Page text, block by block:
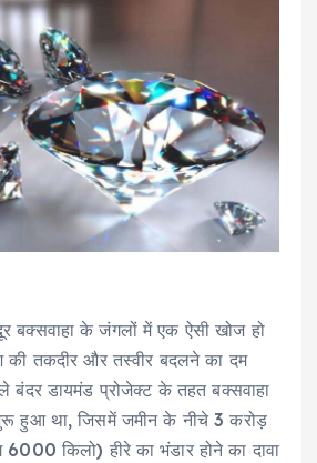
बक्सवाहा के जंगलों में एक ऐसी खोज हो
की तकदीर और तस्वीर बदलने का दम
बंदर डायमंड प्रोजेक्ट के तहत बक्सवाहा
हुआ था, जिसमें जमीन के नीचे 3 करोड़
किलो) हीरे का भंडार होने का दावा